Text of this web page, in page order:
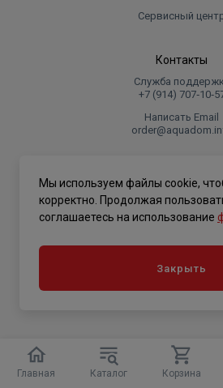
Главная Каталог Корзина
Сервисный
Контакты
Служба
+7 (914)
Написать Email
.
Мы используем файлы cookie,
корректно. Продолжая
соглашаетесь на использование
Закрыть